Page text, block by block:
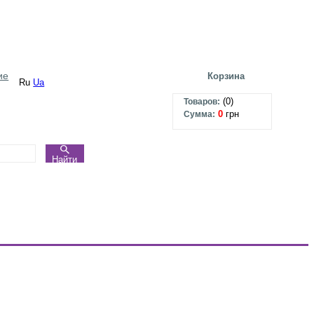
Ru Ua
Найти
Корзина
Товаров: (0)
Сумма: 0 грн